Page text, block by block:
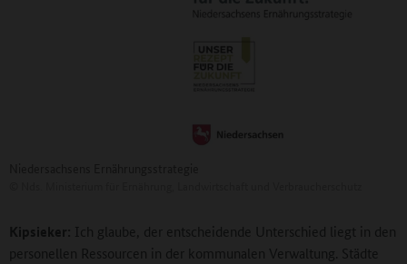
Kipsieker: Ich glaube, der entscheidende Unterschied liegt in den
personellen Ressourcen in der kommunalen Verwaltung. Städte